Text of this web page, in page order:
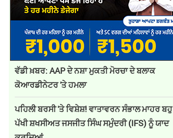
ਵੱਡੀ ਖ਼ਬਰ: AAP ਦੇ ਨਸ਼ਾ ਮੁਕਤੀ ਮੋਰਚਾ ਦੇ ਬਲਾਕ
ਕੋਆਰਡੀਨੇਟਰ 'ਤੇ ਹਮਲਾ
ਪਹਿਲੀ ਬਰਸੀ 'ਤੇ ਵਿਸ਼ੇਸ਼! ਵਾਤਾਵਰਨ ਸੰਭਾਲ ਮਾਹਰ ਬਹੁ
ਪੱਖੀ ਸ਼ਖਸੀਅਤ ਜਸਜੀਤ ਸਿੰਘ ਸਮੁੰਦਰੀ (IFS) ਨੂੰ ਯਾਦ